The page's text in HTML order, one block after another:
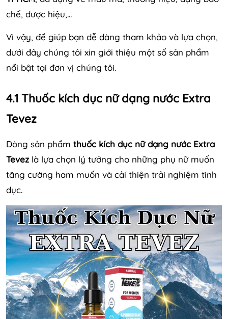
chế, dược hiệu,...
Vì vậy, để giúp bạn dễ dàng tham khảo và lựa chọn,
dưới đây chúng tôi xin giới thiệu một số sản phẩm
nổi bật tại đơn vị chúng tôi.
4.1 Thuốc kích dục nữ dạng nước Extra
Tevez
Dòng sản phẩm thuốc kích dục nữ dạng nước Extra
Tevezlà lựa chọn lý tưởng cho những phụ nữ muốn
tăng cường ham muốn và cải thiện trải nghiệm tình
dục.